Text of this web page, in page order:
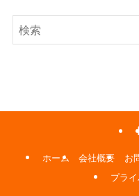
ホーム 会社概要 お
プラ